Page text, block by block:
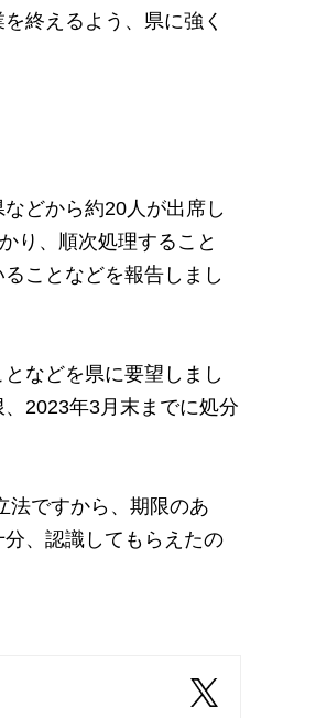
終えるよう、県に強く
どから約20人が出席し
り、順次処理すること
ことなどを報告しまし
などを県に要望しまし
2023年3月末までに処分
法ですから、期限のあ
、認識してもらえたの